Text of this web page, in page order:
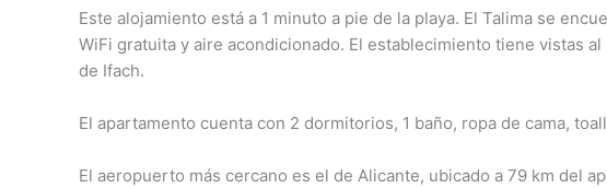
Este alojamiento está a 1 minuto a pie de la playa. El Talima se
WiFi gratuita y aire acondicionado. El establecimiento tiene vistas
de Ifach.
El apartamento cuenta con 2 dormitorios, 1 baño, ropa de cama,
El aeropuerto más cercano es el de Alicante, ubicado a 79 km del